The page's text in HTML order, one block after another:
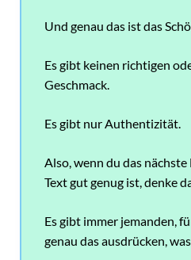
Und genau das ist das
Es gibt keinen richtigen
Geschmack.
Es gibt nur Authentizität.
Also, wenn du das
Text gut genug ist, denke
Es gibt immer jemanden,
genau das ausdrücken,